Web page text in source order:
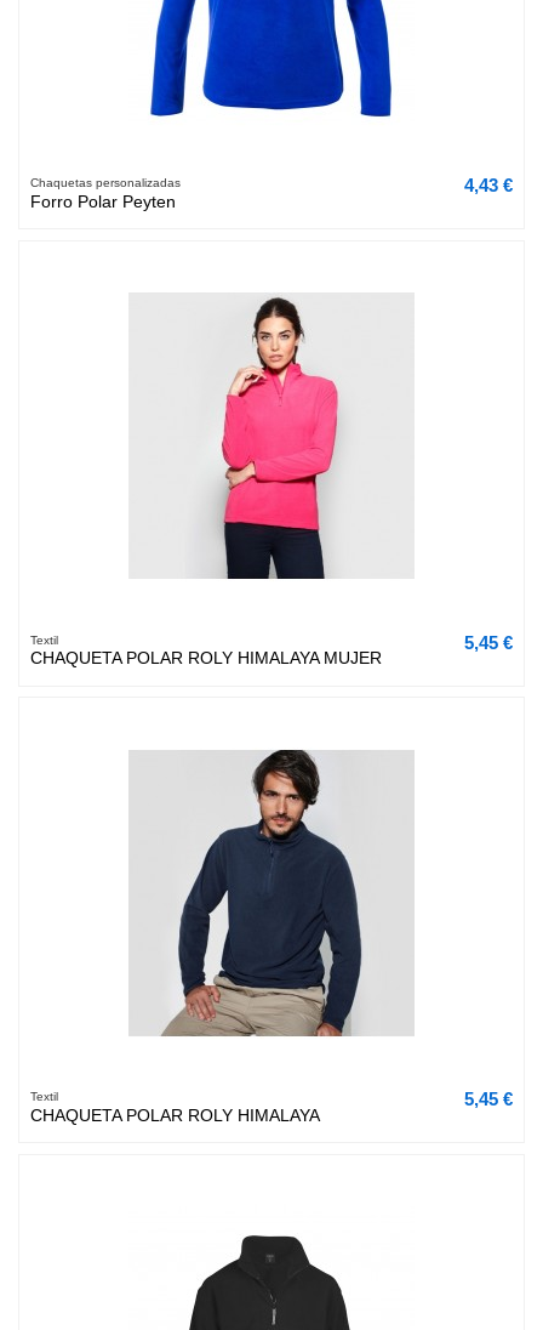
Chaquetas personalizadas
Forro Polar Peyten
4,43 €
Textil
CHAQUETA POLAR ROLY HIMALAYA MUJER
5,45 €
Textil
CHAQUETA POLAR ROLY HIMALAYA
5,45 €